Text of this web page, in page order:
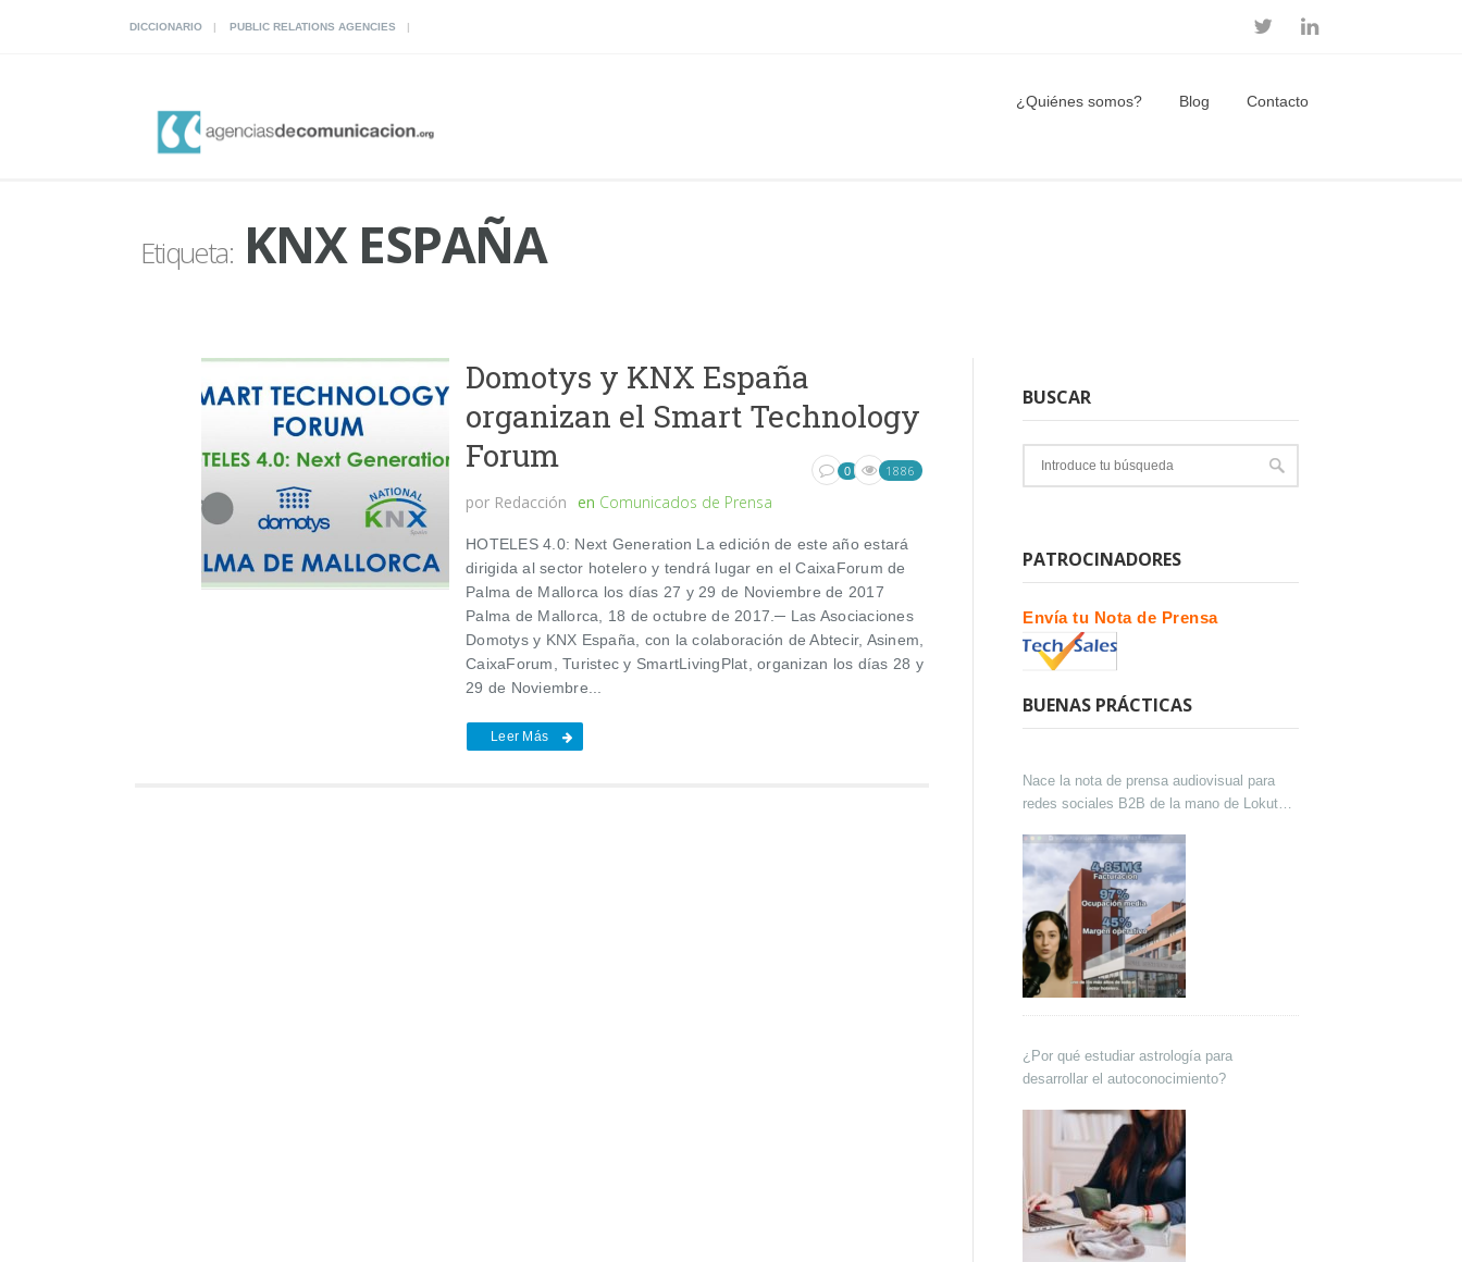
DICCIONARIO PUBLIC RELATIONS AGENCIES
¿Quiénes somos? Blog Contacto
Etiqueta:KNX ESPAÑA
Domotys y KNX España
organizan el Smart Technology
Forum
por Redacción en Comunicados de Prensa
0 1886
HOTELES 4.0: Next Generation La edición de este año estará
dirigida al sector hotelero y tendrá lugar en el CaixaForum de
Palma de Mallorca los días 27 y 29 de Noviembre de 2017
Palma de Mallorca, 18 de octubre de 2017.─ Las Asociaciones
Domotys y KNX España, con la colaboración de Abtecir, Asinem,
CaixaForum, Turistec y SmartLivingPlat, organizan los días 28 y
29 de Noviembre...
Leer Más
BUSCAR
PATROCINADORES
Envía tu Nota de Prensa
BUENAS PRÁCTICAS
Nace la nota de prensa audiovisual para
redes sociales B2B de la mano de Lokutor
¿Por qué estudiar astrología para
desarrollar el autoconocimiento?